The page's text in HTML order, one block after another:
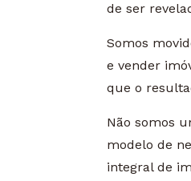
de ser
Somos
e vender
que o
Não somos
modelo de
integral de